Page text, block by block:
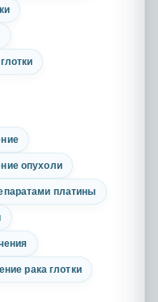
опухоли
платины
рака глотки